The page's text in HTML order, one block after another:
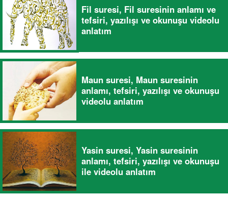
Fil suresi, Fil suresinin anlamı ve
tefsiri, yazılışı ve okunuşu videolu
anlatım
Maun suresi, Maun suresinin
anlamı, tefsiri, yazılışı ve okunuşu
videolu anlatım
Yasin suresi, Yasin suresinin
anlamı, tefsiri, yazılışı ve okunuşu
ile videolu anlatım